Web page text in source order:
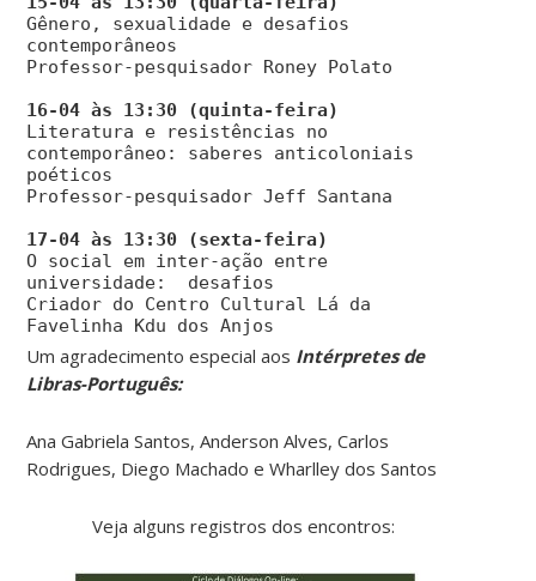
Gênero, sexualidade e desafios
contemporâneos
Professor-pesquisador Roney Polato
Literatura e resistências no
contemporâneo: saberes anticoloniais
poéticos
Professor-pesquisador Jeff Santana
O social em inter-ação entre
universidade: desafios
Criador do Centro Cultural Lá da
Favelinha Kdu dos Anjos
Um agradecimento especial aos Intérpretes de
Libras-Português:
Ana Gabriela Santos, Anderson Alves, Carlos
Rodrigues, Diego Machado e Wharlley dos Santos
Veja alguns registros dos encontros: